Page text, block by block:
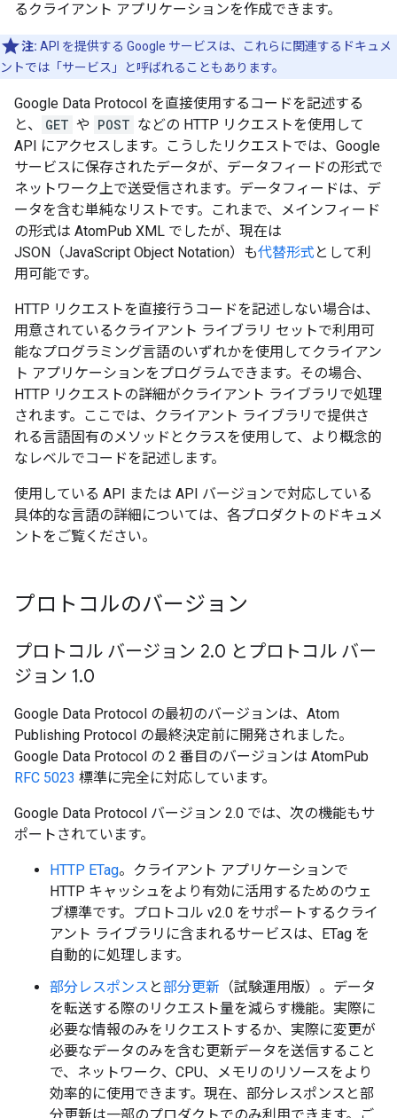
るクライアント アプリケーションを作成できます。
注: API を提供する Google サービスは、これらに関連するドキュメ
ントでは「サービス」と呼ばれることもあります。
Google Data Protocol を直接使用するコードを記述する
と、
GET や POST などの HTTP リクエストを使用して
API にアクセスします。こうしたリクエストでは、Google
サービスに保存されたデータが、データフィードの形式で
ネットワーク上で送受信されます。データフィードは、デ
ータを含む単純なリストです。これまで、メインフィード
の形式は AtomPub XML でしたが、現在は
JSON（JavaScript Object Notation）も代替形式 として利
用可能です。
HTTP リクエストを直接行うコードを記述しない場合は、
用意されているクライアント ライブラリ セットで利用可
能なプログラミング言語のいずれかを使用してクライアン
ト アプリケーションをプログラムできます。その場合、
HTTP リクエストの詳細がクライアント ライブラリで処理
されます。ここでは、クライアント ライブラリで提供さ
れる言語固有のメソッドとクラスを使用して、より概念的
なレベルでコードを記述します。
使用している API または API バージョンで対応している
具体的な言語の詳細については、各プロダクトのドキュメ
ントをご覧ください。
プロトコルのバージョン
プロトコル バージョン 2.0 とプロトコル バー
ジョン 1.0
Google Data Protocol の最初のバージョンは、Atom
Publishing Protocol の最終決定前に開発されました。
Google Data Protocol の 2 番目のバージョンは AtomPub
RFC 5023 標準に完全に対応しています。
Google Data Protocol バージョン 2.0 では、次の機能もサ
ポートされています。
HTTP ETag。クライアント アプリケーションで
HTTP キャッシュをより有効に活用するためのウェ
ブ標準です。プロトコル v2.0 をサポートするクライ
アント ライブラリに含まれるサービスは、ETag を
自動的に処理します。
部分レスポンス と部分更新 （試験運用版） 。データ
を転送する際のリクエスト量を減らす機能。実際に
必要な情報のみをリクエストするか、実際に変更が
必要なデータのみを含む更新データを送信すること
で、ネットワーク、CPU、メモリのリソースをより
効率的に使用できます。現在、部分レスポンスと部